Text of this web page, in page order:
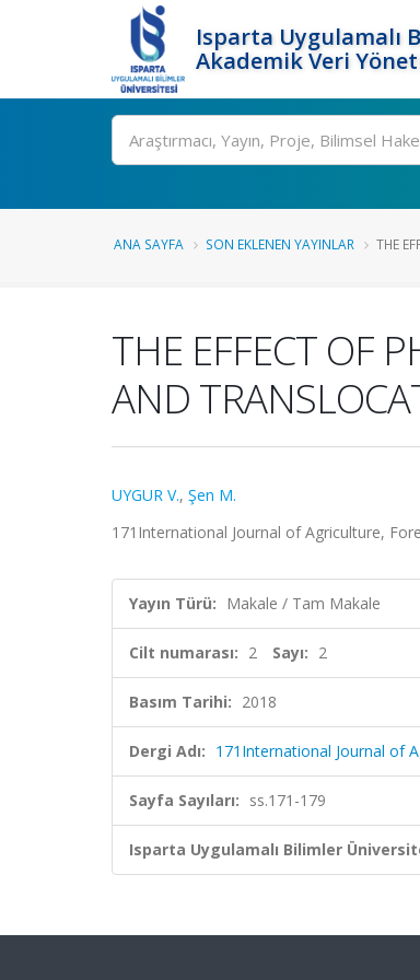
Isparta Uygulamalı
Akademik Veri
Ara
ANA SAYFA SON EKLENEN YAYINLAR THE
THE EFFECT OF
AND
UYGUR V., Şen M.
171International Journal of Agriculture,
Yayın Türü: Makale / Tam Makale
Cilt numarası: 2 Sayı: 2
Basım Tarihi: 2018
Dergi Adı: 171International Journal of
Sayfa Sayıları: ss.171-179
Isparta Uygulamalı Bilimler